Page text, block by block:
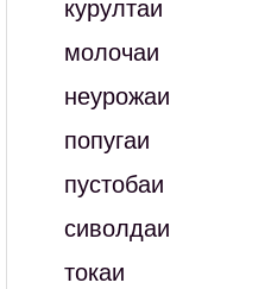
молочаи
неурожаи
попугаи
пустобаи
сиволдаи
токаи